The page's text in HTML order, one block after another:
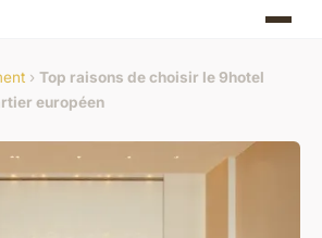
› Top raisons de choisir le 9hotel
européen